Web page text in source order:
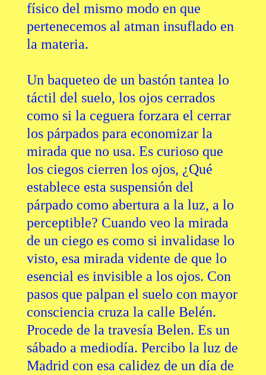
físico del mismo modo en que
pertenecemos al atman insuflado en
la materia.
Un baqueteo de un bastón tantea lo
táctil del suelo, los ojos cerrados
como si la ceguera forzara el cerrar
los párpados para economizar la
mirada que no usa. Es curioso que
los ciegos cierren los ojos, ¿Qué
establece esta suspensión del
párpado como abertura a la luz, a lo
perceptible? Cuando veo la mirada
de un ciego es como si invalidase lo
visto, esa mirada vidente de que lo
esencial es invisible a los ojos. Con
pasos que palpan el suelo con mayor
consciencia cruza la calle Belén.
Procede de la travesía Belen. Es un
sábado a mediodía. Percibo la luz de
Madrid con esa calidez de un día de